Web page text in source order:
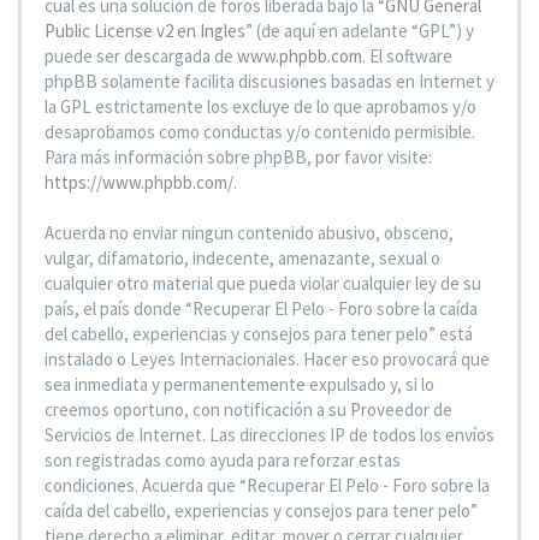
cual es una solución de foros liberada bajo la “GNU General
Public License v2 en Ingles” (de aquí en adelante “GPL”) y
puede ser descargada de www.phpbb.com. El software
phpBB solamente facilita discusiones basadas en Internet y
la GPL estrictamente los excluye de lo que aprobamos y/o
desaprobamos como conductas y/o contenido permisible.
Para más información sobre phpBB, por favor visite:
https://www.phpbb.com/.
Acuerda no enviar ningun contenido abusivo, obsceno,
vulgar, difamatorio, indecente, amenazante, sexual o
cualquier otro material que pueda violar cualquier ley de su
país, el país donde “Recuperar El Pelo - Foro sobre la caída
del cabello, experiencias y consejos para tener pelo” está
instalado o Leyes Internacionales. Hacer eso provocará que
sea inmediata y permanentemente expulsado y, si lo
creemos oportuno, con notificación a su Proveedor de
Servicios de Internet. Las direcciones IP de todos los envíos
son registradas como ayuda para reforzar estas
condiciones. Acuerda que “Recuperar El Pelo - Foro sobre la
caída del cabello, experiencias y consejos para tener pelo”